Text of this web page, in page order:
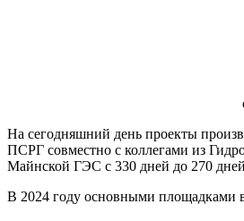
На сегодняшний день проекты
ПСРГ совместно с коллегами из
Майнской ГЭС с 330 дней до 270
В 2024 году основными площадками